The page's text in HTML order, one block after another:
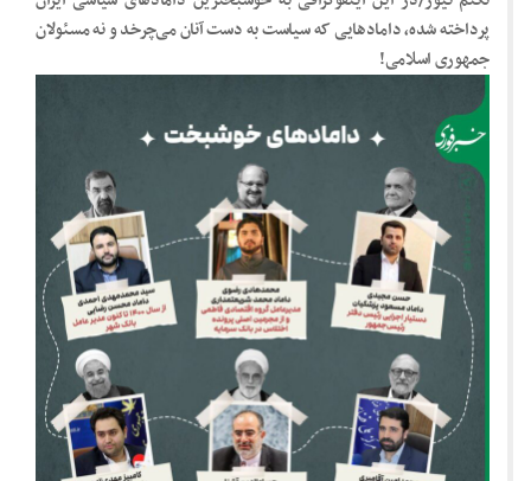
پرداخته شده، دامادهایی که سیاست به دست آنان می‌چرخد و نه مسئولان
جمهوری اسلامی!